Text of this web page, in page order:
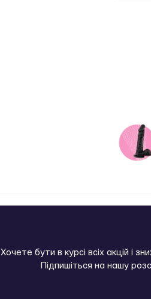
Хочете бути в курсі всіх акцій і
Підпишіться на нашу